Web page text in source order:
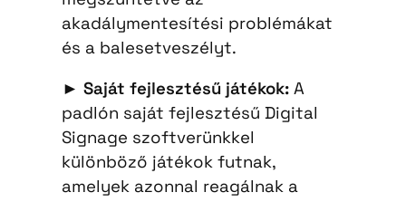
akadálymentesítési problémákat
és a balesetveszélyt.
► Saját fejlesztésű játékok: A
padlón saját fejlesztésű Digital
Signage szoftverünkkel
különböző játékok futnak,
amelyek azonnal reagálnak a